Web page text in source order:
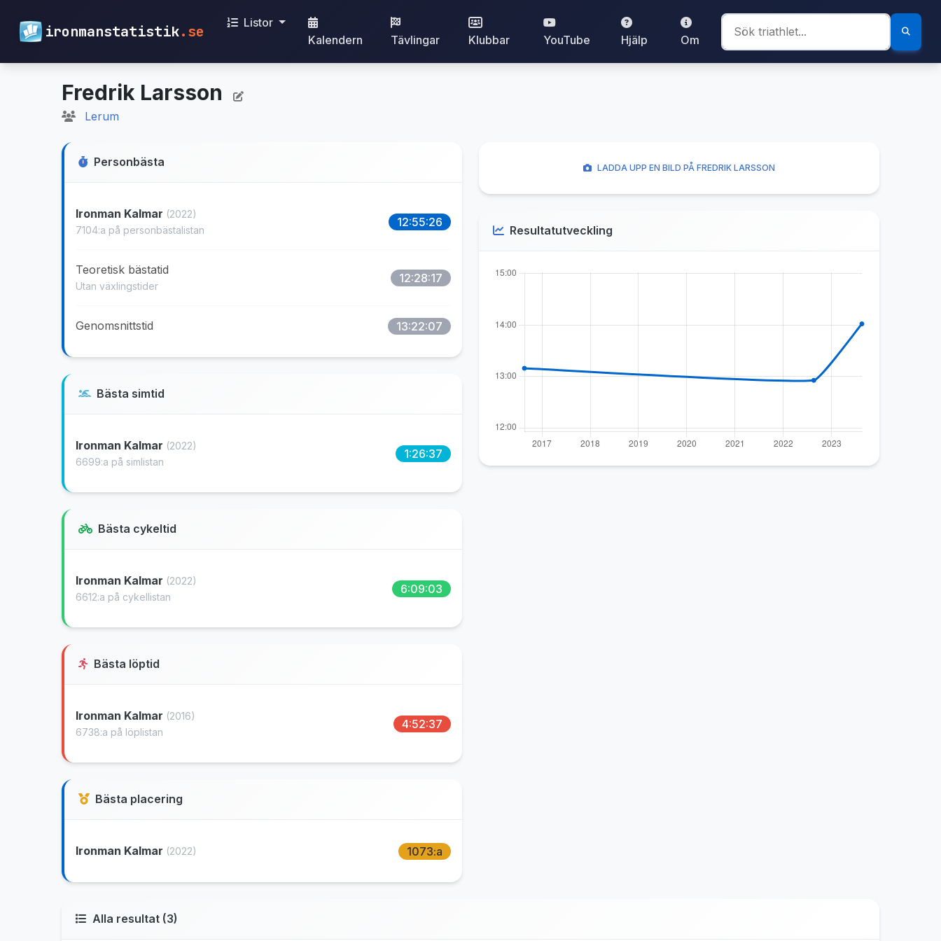
ironmanstatistik.se
Listor
Kalendern
Tävlingar Klubbar YouTube Hjälp Om
Fredrik Larsson
Lerum
Personbästa
Ironman Kalmar (2022)
7104:a på personbästalistan
12:55:26
Teoretisk bästatid
Utan växlingstider
12:28:17
Genomsnittstid 13:22:07
Bästa simtid
Ironman Kalmar (2022)
6699:a på simlistan
1:26:37
Bästa cykeltid
Ironman Kalmar (2022)
6612:a på cykellistan
6:09:03
Bästa löptid
Ironman Kalmar (2016)
6738:a på löplistan
4:52:37
Bästa placering
Ironman Kalmar (2022) 1073:a
LADDA UPP EN BILD PÅ FREDRIK LARSSON
Resultatutveckling
Alla resultat (3)